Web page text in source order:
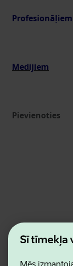
Šī tīmekļa
Profesionāļiem
Medijiem
Pievienoties
Estonian
Kontakti
Lietošanas